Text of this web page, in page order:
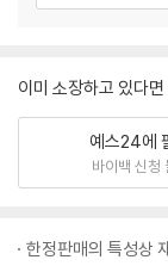
이미 소장하고 있다
예스24에
바이백 신청
한정판매의 특성상